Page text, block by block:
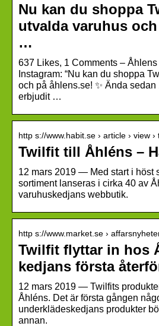
Nu kan du shoppa
utvalda varuhus
…
637 Likes, 1 Comments –
Instagram: “Nu kan du shoppa
och på åhlens.se! ✨ Ända
erbjudit …
http s://www.habit.se › article › view
Twilfit till Åhléns –
12 mars 2019 — Med start i höst
sortiment lanseras i cirka 40 av
varuhuskedjans webbutik.
http s://www.market.se ›
Twilfit flyttar in hos
kedjans första
12 mars 2019 — Twilfits
Åhléns. Det är första gången
underklädeskedjans produkter
annan.